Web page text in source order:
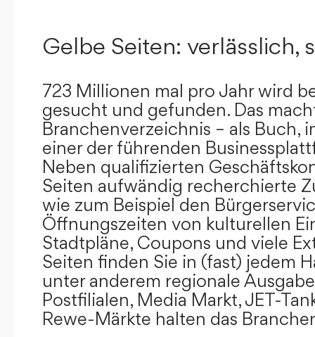
Gelbe Seiten: verlässlich,
723 Millionen mal pro Jahr wird
gesucht und gefunden. Das
Branchenverzeichnis – als Buch,
einer der führenden
Neben qualifizierten
Seiten aufwändig recherchierte
wie zum Beispiel den
Öffnungszeiten von kulturellen
Stadtpläne, Coupons und viele
Seiten finden Sie in (fast) jedem
unter anderem regionale
Postfilialen, Media Markt, JET-
Rewe-Märkte halten das